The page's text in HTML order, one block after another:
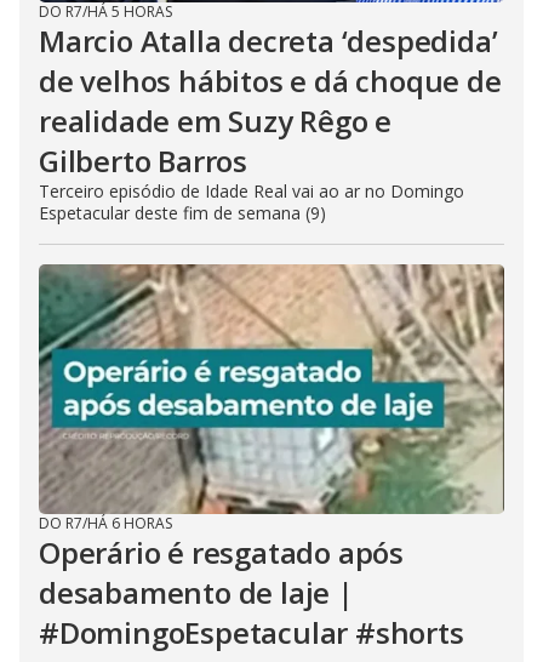
DO R7/HÁ 5 HORAS
Marcio Atalla decreta ‘despedida’
de velhos hábitos e dá choque de
realidade em Suzy Rêgo e
Gilberto Barros
Terceiro episódio de Idade Real vai ao ar no Domingo
Espetacular deste fim de semana (9)
DO R7/HÁ 6 HORAS
Operário é resgatado após
desabamento de laje |
#DomingoEspetacular #shorts